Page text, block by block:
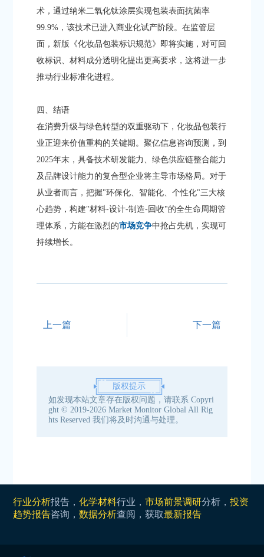
术，通过纳米二氧化钛涂层实现包装表面抗菌率
99.9%，该技术已进入商业化试产阶段。在监管层
面，新版《化妆品包装标识规范》即将实施，对可回
收标识、材料成分透明化提出更高要求，这将进一步
推动行业标准化进程。
四、结语
在消费升级与绿色转型的双重驱动下，化妆品包装行
业正迎来价值重构的关键期。聚亿信息咨询预测，到
2025年末，具备技术研发能力、绿色供应链整合能力
及品牌设计能力的复合型企业将主导市场格局。对于
从业者而言，把握"环保化、智能化、个性化"三大核
心趋势，构建"材料-设计-制造-回收"的全生命周期管
理体系，方能在激烈的市场竞争中抢占先机，实现可
持续增长。
上一篇 下一篇
版权提示
如发现本站文章存在版权问题，请联系Copyri
ght © 2019-2026 Market Monitor Global All Rig
hts Reserved 我们将及时沟通与处理。
行业分析报告，化学材料行业，市场前景调研分析，投资
趋势报告咨询，数据分析查阅，获取最新报告